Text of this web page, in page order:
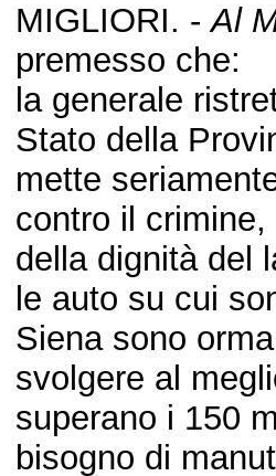
MIGLIORI. -Al
premesso che:
la generale
Stato della
mette
contro il
della dignità del
le auto su cui
Siena sono
svolgere al
superano i 150
bisogno di